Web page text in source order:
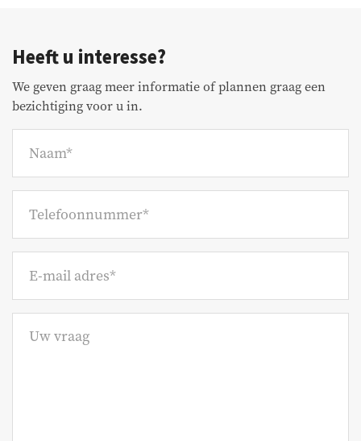
Heeft u interesse?
We geven graag meer informatie of plannen graag een
bezichtiging voor u in.